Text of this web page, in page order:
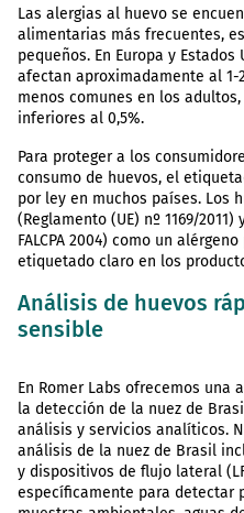
Las alergias al huevo se
alimentarias más frecuentes,
pequeños. En Europa y
afectan aproximadamente al 1-
menos comunes en los
inferiores al 0,5%.
Para proteger a los
consumo de huevos, el
por ley en muchos países. Los
(Reglamento (UE) nº 1169/2011)
FALCPA 2004) como un
etiquetado claro en los
Análisis de huevos
sensible
En Romer Labs ofrecemos una
la detección de la nuez de
análisis y servicios analíticos.
análisis de la nuez de Brasil
y dispositivos de flujo lateral
específicamente para detectar